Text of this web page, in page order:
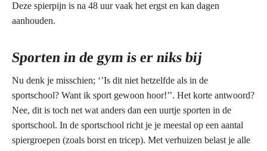
Deze spierpijn is na 48 uur vaak het ergst en kan dagen
aanhouden.
Sporten in de gym is er niks bij
Nu denk je misschien; ‘’Is dit niet hetzelfde als in de
sportschool? Want ik sport gewoon hoor!’’. Het korte antwoord?
Nee, dit is toch net wat anders dan een uurtje sporten in de
sportschool. In de sportschool richt je je meestal op een aantal
spiergroepen (zoals borst en tricep). Met verhuizen belast je alle